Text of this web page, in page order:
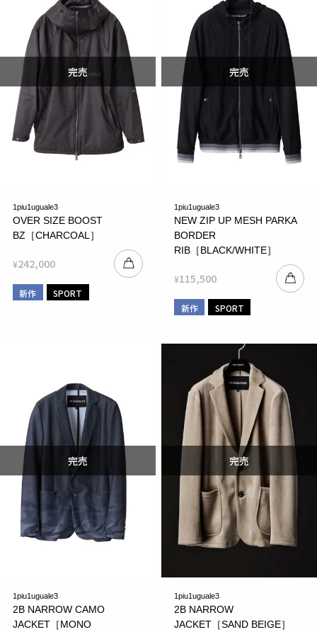
1piu1uguale3
OVER SIZE BOOST
BZ［CHARCOAL］
¥242,000
新作 SPORT
1piu1uguale3
NEW ZIP UP MESH PARKA
BORDER
RIB［BLACK/WHITE］
¥115,500
新作 SPORT
1piu1uguale3
2B NARROW CAMO
JACKET［MONO
1piu1uguale3
2B NARROW
JACKET［SAND BEIGE］